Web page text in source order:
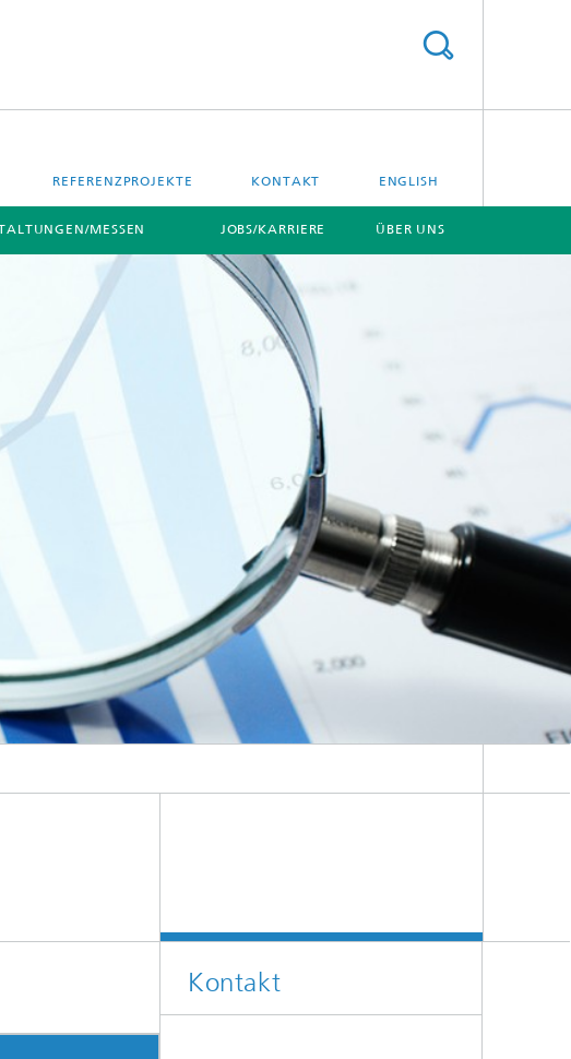
REFERENZPROJEKTE KONTAKT ENGLISH
MESSEN JOBS/KARRIERE ÜBER UNS
Kontakt